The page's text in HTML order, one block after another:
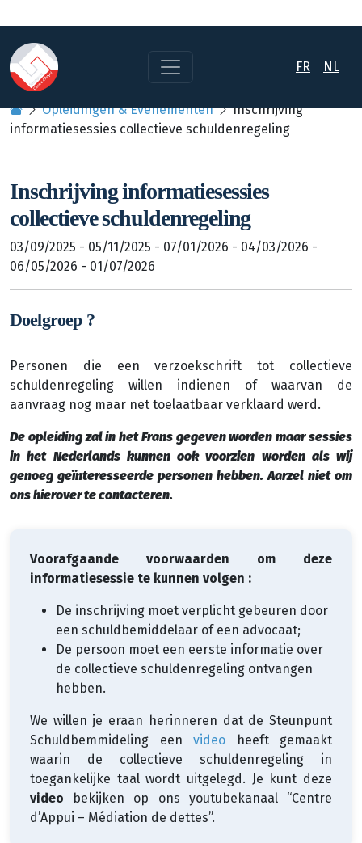
FR NL
Opleidingen & Evenementen
Inschrijving
informatiesessies collectieve schuldenregeling
Inschrijving informatiesessies
collectieve schuldenregeling
03/09/2025 - 05/11/2025 - 07/01/2026 - 04/03/2026 -
06/05/2026 - 01/07/2026
Doelgroep ?
Personen die een verzoekschrift tot collectieve
schuldenregeling willen indienen of waarvan de
aanvraag nog maar net toelaatbaar verklaard werd.
De opleiding zal in het Frans gegeven worden maar sessies
in het Nederlands kunnen ook voorzien worden als wij
genoeg geïnteresseerde personen hebben. Aarzel niet om
ons hierover te contacteren.
Voorafgaande voorwaarden om deze
informatiesessie te kunnen volgen :
De inschrijving moet verplicht gebeuren door
een schuldbemiddelaar of een advocaat;
De persoon moet een eerste informatie over
de collectieve schuldenregeling ontvangen
hebben.
We willen je eraan herinneren dat de Steunpunt
Schuldbemmideling een video heeft gemaakt
waarin de collectieve schuldenregeling in
toegankelijke taal wordt uitgelegd. Je kunt deze
video bekijken op ons youtubekanaal “Centre
d’Appui – Médiation de dettes”.